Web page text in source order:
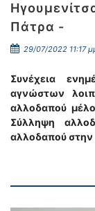
Πάτρα -
29/07/2022 11:17
Συνέχεια
αγνώστων
αλλοδαπού
Σύλληψη
αλλοδαπού